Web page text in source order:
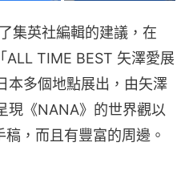
集英社編輯的建議，在
TIME BEST 矢澤愛展
本多個地點展出，由矢澤
現《NANA》的世界觀以
，而且有豐富的周邊。